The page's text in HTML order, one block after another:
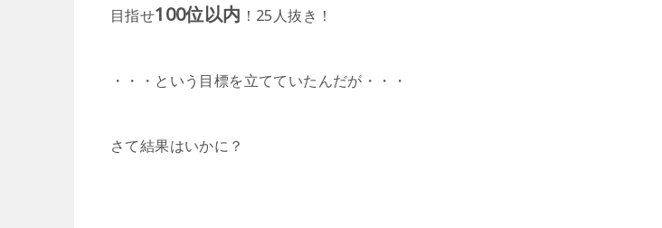
目指せ100位以内 ！25人抜き！
・・・という目標を立てていたんだが・・・
さて結果はいかに？